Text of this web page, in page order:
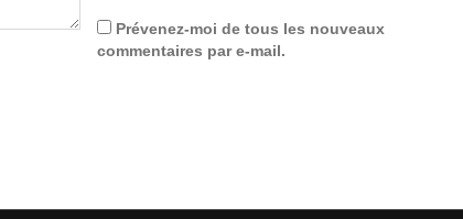
Prévenez-moi de tous les nouveaux
commentaires par e-mail.